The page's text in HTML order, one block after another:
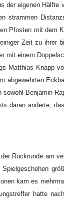
der eigenen Hälfte
strammen
Pfosten mit dem
Zeit zu ihrer
mit einem
Matthias Knapp
abgewehrten
Benjamin
daran änderte,
Rückrunde am
kam es
hatte